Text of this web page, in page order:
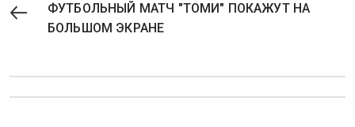
ФУТБОЛЬНЫЙ МАТЧ "ТОМИ" ПОКАЖУТ НА
БОЛЬШОМ ЭКРАНЕ